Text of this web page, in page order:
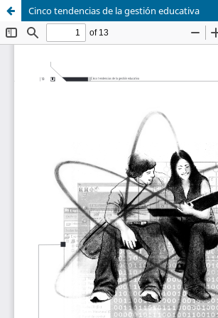
Cinco tendencias de la gestión educativa